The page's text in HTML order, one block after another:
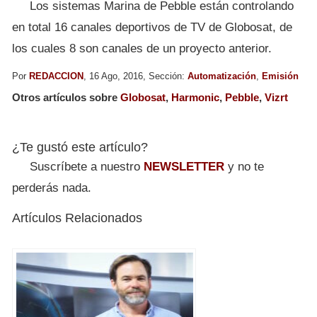
Los sistemas Marina de Pebble están controlando
en total 16 canales deportivos de TV de Globosat, de
los cuales 8 son canales de un proyecto anterior.
Por REDACCION , 16 Ago, 2016, Sección: Automatización, Emisión
Otros artículos sobre Globosat, Harmonic, Pebble, Vizrt
¿Te gustó este artículo?
Suscríbete a nuestro NEWSLETTER y no te
perderás nada.
Artículos Relacionados